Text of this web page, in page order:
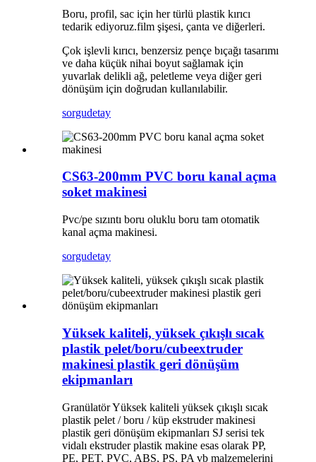
Boru, profil, sac için her türlü plastik kırıcı
tedarik ediyoruz.film şişesi, çanta ve diğerleri.
Çok işlevli kırıcı, benzersiz pençe bıçağı tasarımı
ve daha küçük nihai boyut sağlamak için
yuvarlak delikli ağ, peletleme veya diğer geri
dönüşüm için doğrudan kullanılabilir.
sorgudetay
CS63-200mm PVC boru kanal açma
soket makinesi
Pvc/pe sızıntı boru oluklu boru tam otomatik
kanal açma makinesi.
sorgudetay
Yüksek kaliteli, yüksek çıkışlı sıcak
plastik pelet/boru/cubeextruder
makinesi plastik geri dönüşüm
ekipmanları
Granülatör Yüksek kaliteli yüksek çıkışlı sıcak
plastik pelet / boru / küp ekstruder makinesi
plastik geri dönüşüm ekipmanları SJ serisi tek
vidalı ekstruder plastik makine esas olarak PP,
PE, PET, PVC, ABS, PS, PA vb malzemelerini